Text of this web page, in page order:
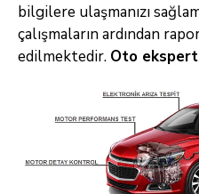
bilgilere ulaşmanızı
çalışmaların ardından
edilmektedir. Oto